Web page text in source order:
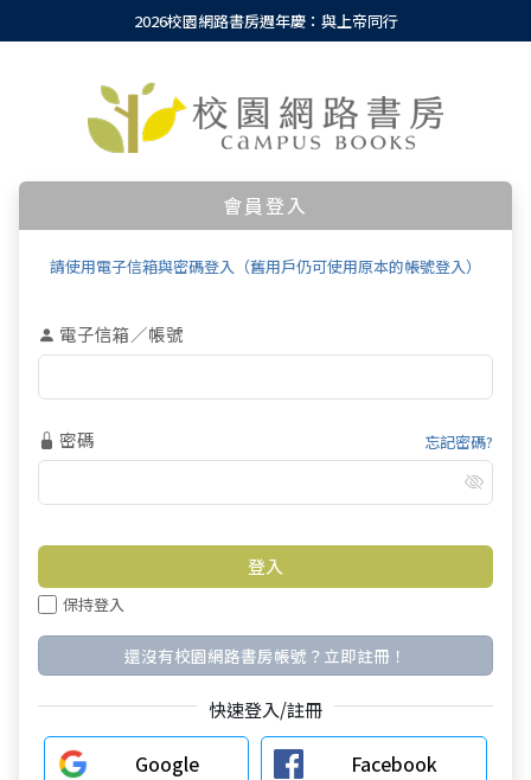
2026校園網路書房週年慶：與上帝同行
會員登入
請使用電子信箱與密碼登入（舊用戶仍可使用原本的帳號登入）
電子信箱／帳號
密碼 忘記密碼?
保持登入
還沒有校園網路書房帳號？立即註冊！
快速登入/註冊
Google Facebook